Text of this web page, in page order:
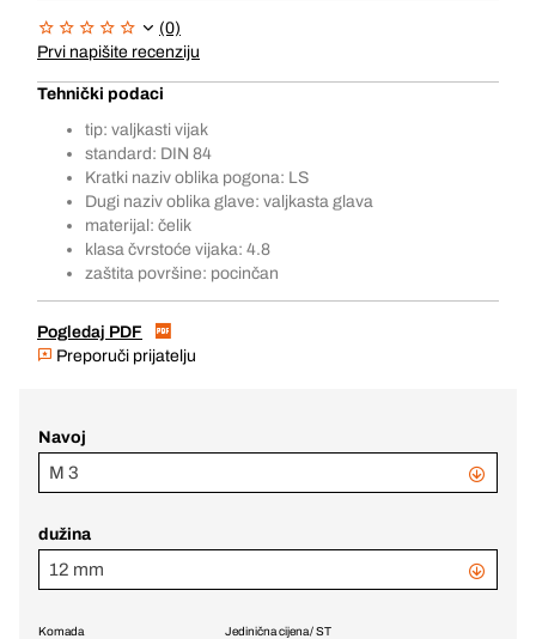
(0)
Prvi napišite recenziju
Tehnički podaci
tip: valjkasti vijak
standard: DIN 84
Kratki naziv oblika pogona: LS
Dugi naziv oblika glave: valjkasta glava
materijal: čelik
klasa čvrstoće vijaka: 4.8
zaštita površine: pocinčan
Pogledaj PDF
Preporuči prijatelju
Navoj
M 3
dužina
12 mm
Jedinična cijena / ST
Komada